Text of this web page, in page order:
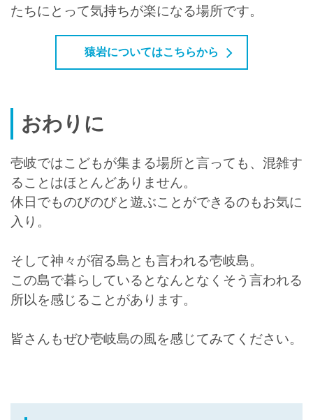
たちにとって気持ちが楽になる場所です。
猿岩についてはこちらから
おわりに
壱岐ではこどもが集まる場所と言っても、混雑す
ることはほとんどありません。
休日でものびのびと遊ぶことができるのもお気に
入り。
そして神々が宿る島とも言われる壱岐島。
この島で暮らしているとなんとなくそう言われる
所以を感じることがあります。
皆さんもぜひ壱岐島の風を感じてみてください。